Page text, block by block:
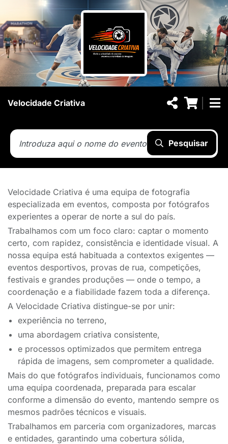
Velocidade Criativa
Pesquisar
Velocidade Criativa é uma equipa de fotografia
especializada em eventos, composta por fotógrafos
experientes a operar de norte a sul do país.
Trabalhamos com um foco claro: captar o momento
certo, com rapidez, consistência e identidade visual. A
nossa equipa está habituada a contextos exigentes —
eventos desportivos, provas de rua, competições,
festivais e grandes produções — onde o tempo, a
coordenação e a fiabilidade fazem toda a diferença.
A Velocidade Criativa distingue-se por unir:
experiência no terreno,
uma abordagem criativa consistente,
e processos optimizados que permitem entrega
rápida de imagens, sem comprometer a qualidade.
Mais do que fotógrafos individuais, funcionamos como
uma equipa coordenada, preparada para escalar
conforme a dimensão do evento, mantendo sempre os
mesmos padrões técnicos e visuais.
Trabalhamos em parceria com organizadores, marcas
e entidades, garantindo uma cobertura sólida,